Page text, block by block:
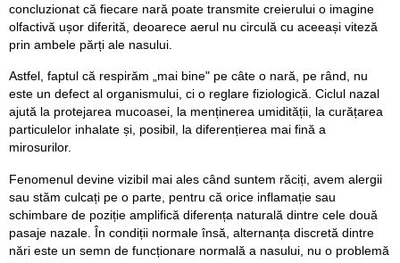
concluzionat că fiecare nară poate transmite creierului o imagine
olfactivă ușor diferită, deoarece aerul nu circulă cu aceeași viteză
prin ambele părți ale nasului.
Astfel, faptul că respirăm „mai bine" pe câte o nară, pe rând, nu
este un defect al organismului, ci o reglare fiziologică. Ciclul nazal
ajută la protejarea mucoasei, la menținerea umidității, la curățarea
particulelor inhalate și, posibil, la diferențierea mai fină a
mirosurilor.
Fenomenul devine vizibil mai ales când suntem răciți, avem alergii
sau stăm culcați pe o parte, pentru că orice inflamație sau
schimbare de poziție amplifică diferența naturală dintre cele două
pasaje nazale. În condiții normale însă, alternanța discretă dintre
nări este un semn de funcționare normală a nasului, nu o problemă